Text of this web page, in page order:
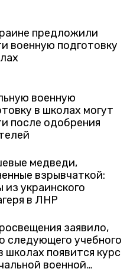
предложили
военную подготовку
военную
в школах могут
после одобрения
медведи,
взрывчаткой:
из украинского
в ЛНР
заявило,
следующего учебного
школах появится курс
военной